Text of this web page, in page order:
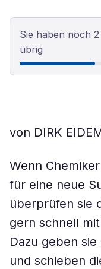
Sie haben noch
übrig
von DIRK
Wenn
für eine neue
überprüfen sie
gern schnell
Dazu geben
und schieben